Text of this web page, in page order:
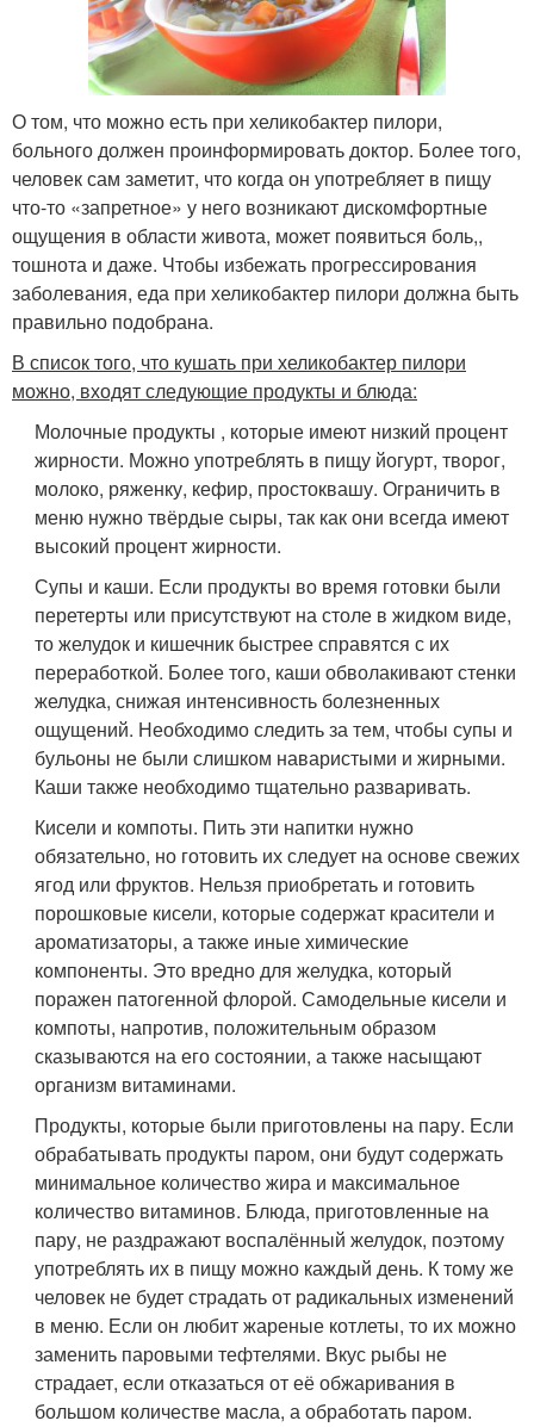
О том, что можно есть при хеликобактер пилори,
больного должен проинформировать доктор. Более того,
человек сам заметит, что когда он употребляет в пищу
что-то «запретное» у него возникают дискомфортные
ощущения в области живота, может появиться боль,,
тошнота и даже. Чтобы избежать прогрессирования
заболевания, еда при хеликобактер пилори должна быть
правильно подобрана.
В список того, что кушать при хеликобактер пилори
можно, входят следующие продукты и блюда:
Молочные продукты , которые имеют низкий процент
жирности. Можно употреблять в пищу йогурт, творог,
молоко, ряженку, кефир, простоквашу. Ограничить в
меню нужно твёрдые сыры, так как они всегда имеют
высокий процент жирности.
Супы и каши. Если продукты во время готовки были
перетерты или присутствуют на столе в жидком виде,
то желудок и кишечник быстрее справятся с их
переработкой. Более того, каши обволакивают стенки
желудка, снижая интенсивность болезненных
ощущений. Необходимо следить за тем, чтобы супы и
бульоны не были слишком наваристыми и жирными.
Каши также необходимо тщательно разваривать.
Кисели и компоты. Пить эти напитки нужно
обязательно, но готовить их следует на основе свежих
ягод или фруктов. Нельзя приобретать и готовить
порошковые кисели, которые содержат красители и
ароматизаторы, а также иные химические
компоненты. Это вредно для желудка, который
поражен патогенной флорой. Самодельные кисели и
компоты, напротив, положительным образом
сказываются на его состоянии, а также насыщают
организм витаминами.
Продукты, которые были приготовлены на пару. Если
обрабатывать продукты паром, они будут содержать
минимальное количество жира и максимальное
количество витаминов. Блюда, приготовленные на
пару, не раздражают воспалённый желудок, поэтому
употреблять их в пищу можно каждый день. К тому же
человек не будет страдать от радикальных изменений
в меню. Если он любит жареные котлеты, то их можно
заменить паровыми тефтелями. Вкус рыбы не
страдает, если отказаться от её обжаривания в
большом количестве масла, а обработать паром.